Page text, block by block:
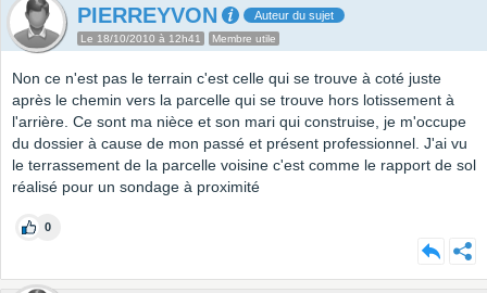
PIERREYVON Auteur du sujet
Le 18/10/2010 à 12h41 Membre utile
Non ce n'est pas le terrain c'est celle qui se trouve à coté juste
après le chemin vers la parcelle qui se trouve hors lotissement à
l'arrière. Ce sont ma nièce et son mari qui construise, je m'occupe
du dossier à cause de mon passé et présent professionnel. J'ai vu
le terrassement de la parcelle voisine c'est comme le rapport de sol
réalisé pour un sondage à proximité
0